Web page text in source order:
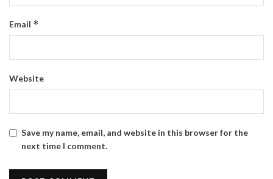
Email *
Website
Save my name, email, and website in this browser for the
next time I comment.